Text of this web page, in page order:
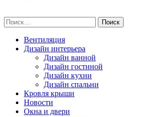
Найти:
Вентиляция
Дизайн интерьера
Дизайн ванной
Дизайн гостиной
Дизайн кухни
Дизайн спальни
Кровля крыши
Новости
Окна и двери